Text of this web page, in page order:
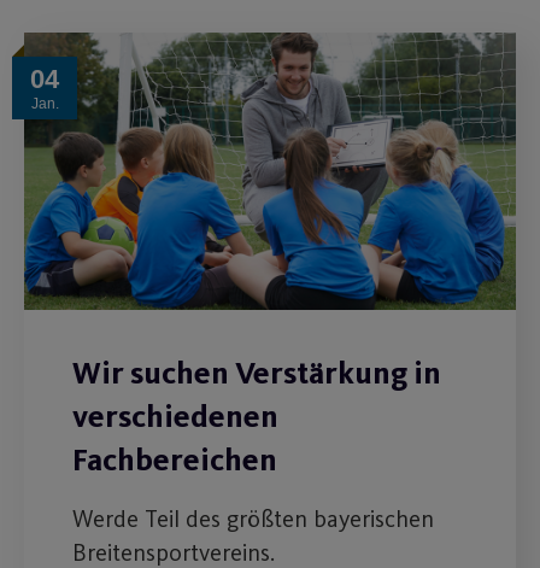
04
Jan.
Wir suchen Verstärkung in
verschiedenen
Fachbereichen
Werde Teil des größten bayerischen
Breitensportvereins.